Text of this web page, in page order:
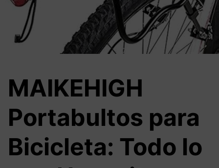
MAIKEHIGH
Portabultos para
Bicicleta: Todo lo